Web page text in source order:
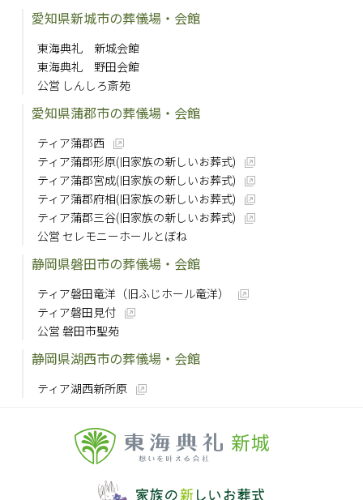
愛知県新城市の葬儀場・会館
東海典礼 新城会館
東海典礼 野田会館
公営 しんしろ斎苑
愛知県蒲郡市の葬儀場・会館
ティア蒲郡西
ティア蒲郡形原(旧家族の新しいお葬式)
ティア蒲郡宮成(旧家族の新しいお葬式)
ティア蒲郡府相(旧家族の新しいお葬式)
ティア蒲郡三谷(旧家族の新しいお葬式)
公営 セレモニーホールとぼね
静岡県磐田市の葬儀場・会館
ティア磐田竜洋（旧ふじホール竜洋）
ティア磐田見付
公営 磐田市聖苑
静岡県湖西市の葬儀場・会館
ティア湖西新所原
新城